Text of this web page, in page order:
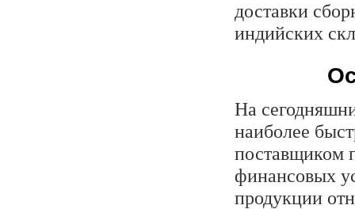
доставки
индийских
На
наиболее
поставщиком
финансовых
продукции